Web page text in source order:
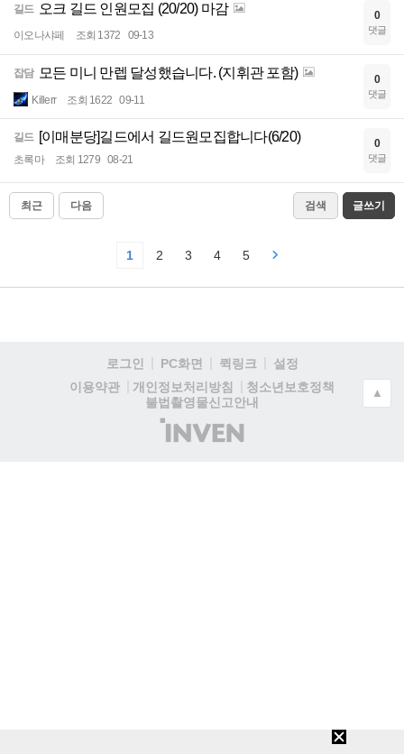
길드 오크 길드 인원모집 (20/20) 마감
이오나샤페 조회 1372 09-13
0
댓글
잡담 모든 미니 만렙 달성했습니다. (지휘관 포함)
Killerr 조회 1622 09-11
0
댓글
길드 [이매분당]길드에서 길드원모집합니다(6/20)
초록마 조회 1279 08-21
0
댓글
최근 다음 검색 글쓰기
1 2 3 4 5
로그인 PC화면 퀵링크
설정
이용약관
개인정보처리방침
청소년보호정책
불법촬영물신고안내
(주)
인
▲